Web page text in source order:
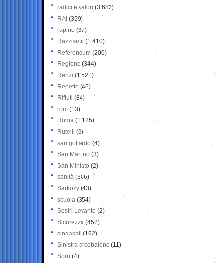
radici e valori (3.682)
RAI (359)
rapine (37)
Razzismo (1.410)
Referendum (200)
Regione (344)
Renzi (1.521)
Repetto (46)
Rifiuti (84)
rom (13)
Roma (1.125)
Rutelli (9)
san gottardo (4)
San Martino (3)
San Miniato (2)
sanità (306)
Sarkozy (43)
scuola (354)
Sestri Levante (2)
Sicurezza (452)
sindacati (162)
Sinistra arcobaleno (11)
Soru (4)